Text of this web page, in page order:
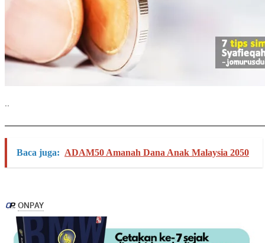
Baca juga: ADAM50 Amanah Dana Anak Malaysia 2050